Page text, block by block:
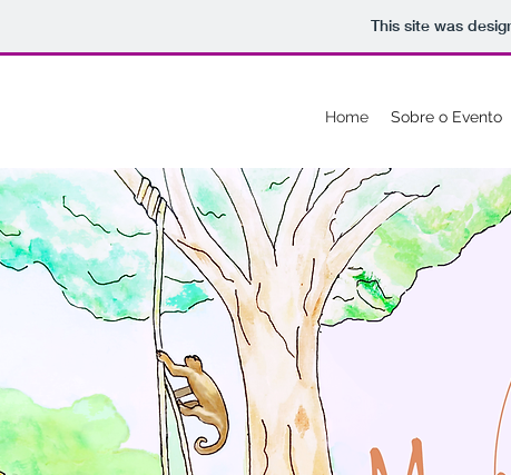
This site was
Home Sobre o Evento